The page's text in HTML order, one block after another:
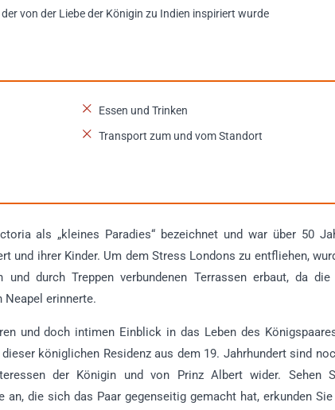
von der Liebe der Königin zu Indien inspiriert wurde
Essen und Trinken
Transport zum und vom Standort
als „kleines Paradies“ bezeichnet und war über 50
und ihrer Kinder. Um dem Stress Londons zu entfliehen,
durch Treppen verbundenen Terrassen erbaut, da die
Neapel erinnerte.
und doch intimen Einblick in das Leben des
königlichen Residenz aus dem 19. Jahrhundert sind
der Königin und von Prinz Albert wider. Sehen
an, die sich das Paar gegenseitig gemacht hat, erkunden